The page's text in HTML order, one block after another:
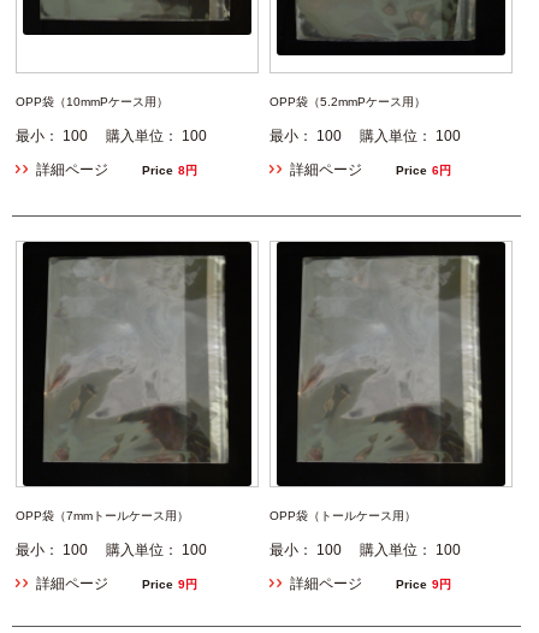
OPP袋（10mmPケース用）
最小： 100 購入単位： 100
詳細ページ
Price 8円
OPP袋（5.2mmPケース用）
最小： 100 購入単位： 100
詳細ページ
Price 6円
OPP袋（7mmトールケース用）
最小： 100 購入単位： 100
詳細ページ
Price 9円
OPP袋（トールケース用）
最小： 100 購入単位： 100
詳細ページ
Price 9円